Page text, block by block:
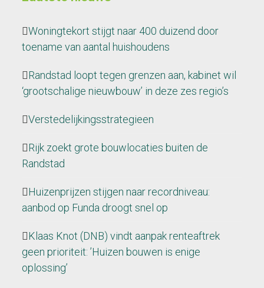
Woningtekort stijgt naar 400 duizend door
toename van aantal huishoudens
Randstad loopt tegen grenzen aan, kabinet wil
‘grootschalige nieuwbouw’ in deze zes regio’s
Verstedelijkingsstrategieen
Rijk zoekt grote bouwlocaties buiten de
Randstad
Huizenprijzen stijgen naar recordniveau:
aanbod op Funda droogt snel op
Klaas Knot (DNB) vindt aanpak renteaftrek
geen prioriteit: ’Huizen bouwen is enige
oplossing’